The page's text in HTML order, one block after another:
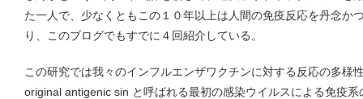
た一人で、少なくともこの１０年以上は人間の免疫反応を丹念か
り、このブログでもすでに４回紹介している。
この研究では我々のインフルエンザワクチンに対する反応の多様
original antigenic sin と呼ばれる最初の感染ウイルスによる免疫